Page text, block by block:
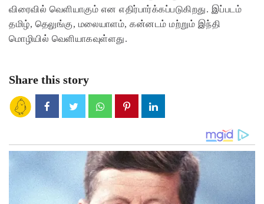
விரைவில் வெளியாகும் என எதிர்பார்க்கப்படுகிறது. இப்படம்
தமிழ், தெலுங்கு, மலையாளம், கன்னடம் மற்றும் இந்தி
மொழியில் வெளியாகவுள்ளது.
Share this story